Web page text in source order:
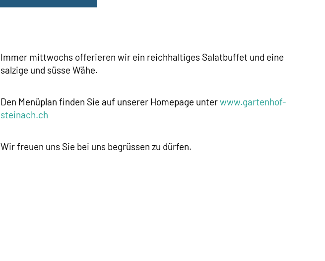
Immer mittwochs offerieren wir ein reichhaltiges Salatbuffet und eine
salzige und süsse Wähe.
Den Menüplan finden Sie auf unserer Homepage unterwww.gartenhof-
steinach.ch
Wir freuen uns Sie bei uns begrüssen zu dürfen.